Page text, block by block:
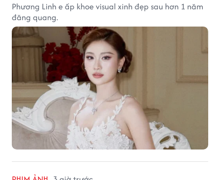
Phương Linh e ấp khoe visual xinh đẹp sau hơn 1 năm
đăng quang.